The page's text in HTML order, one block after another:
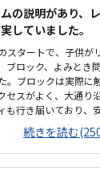
の説明があり、
していました。
スタートで、子供が
ブロック、よみとき
。ブロックは実際に
セスがよく、大通り
も行き届いており、
印象がありましたが
料金に関しては少々
いかと思いました。
続きを読む